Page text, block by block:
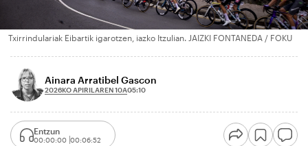
Txirrindulariak Eibartik igarotzen, iazko Itzulian. JAIZKI FONTANEDA / FOKU
Ainara Arratibel Gascon
2026KO APIRILAREN 10A05:10
Entzun
00:00:00 00:06:52